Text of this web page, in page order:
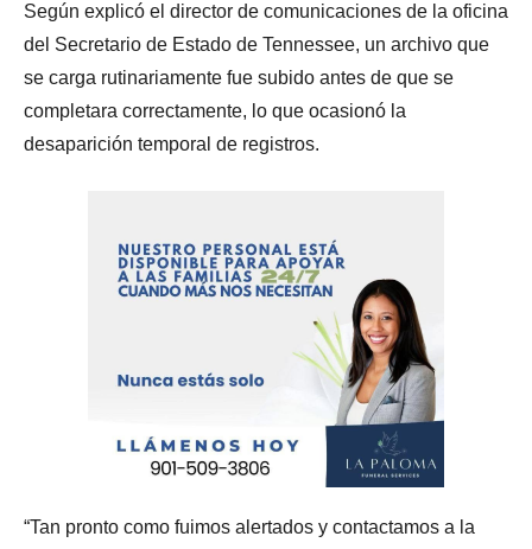
Según explicó el director de comunicaciones de la oficina
del Secretario de Estado de Tennessee, un archivo que
se carga rutinariamente fue subido antes de que se
completara correctamente, lo que ocasionó la
desaparición temporal de registros.
“Tan pronto como fuimos alertados y contactamos a la